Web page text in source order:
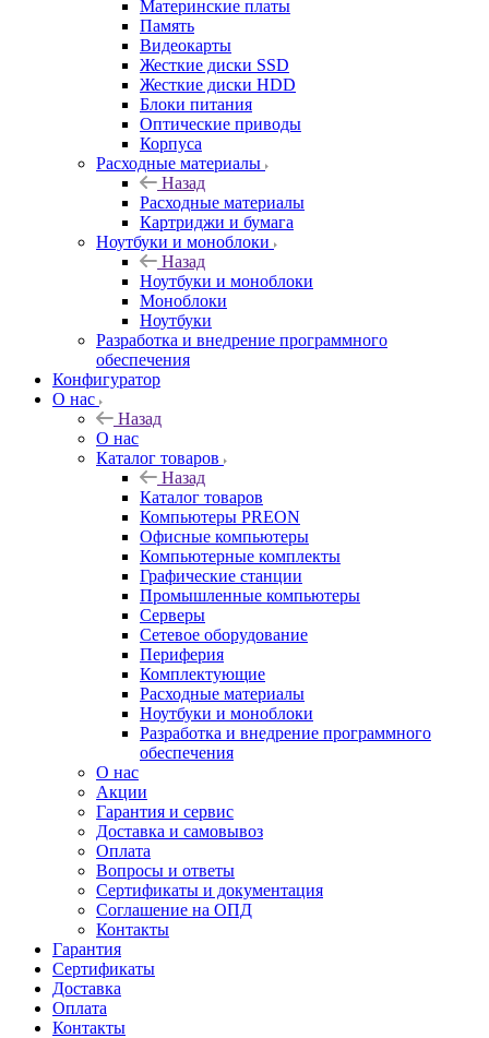
Материнские платы
Память
Видеокарты
Жесткие диски SSD
Жесткие диски HDD
Блоки питания
Оптические приводы
Корпуса
Расходные материалы
Назад
Расходные материалы
Картриджи и бумага
Ноутбуки и моноблоки
Назад
Ноутбуки и моноблоки
Моноблоки
Ноутбуки
Разработка и внедрение программного
обеспечения
Конфигуратор
О нас
Назад
О нас
Каталог товаров
Назад
Каталог товаров
Компьютеры PREON
Офисные компьютеры
Компьютерные комплекты
Графические станции
Промышленные компьютеры
Серверы
Сетевое оборудование
Периферия
Комплектующие
Расходные материалы
Ноутбуки и моноблоки
Разработка и внедрение программного
обеспечения
О нас
Акции
Гарантия и сервис
Доставка и самовывоз
Оплата
Вопросы и ответы
Сертификаты и документация
Соглашение на ОПД
Контакты
Гарантия
Сертификаты
Доставка
Оплата
Контакты